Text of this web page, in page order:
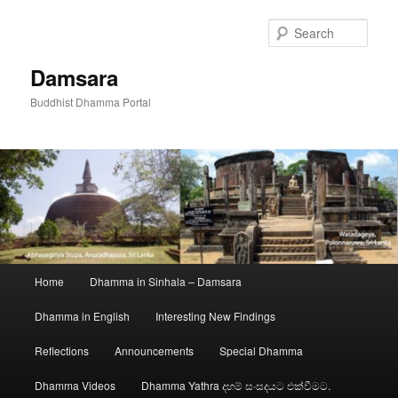
Damsara
Buddhist Dhamma Portal
Home Dhamma in Sinhala – Damsara
Dhamma in English Interesting New Findings
Reflections Announcements Special Dhamma
Dhamma Videos Dhamma Yathra දහම් සංසදයට එක්වීමට.